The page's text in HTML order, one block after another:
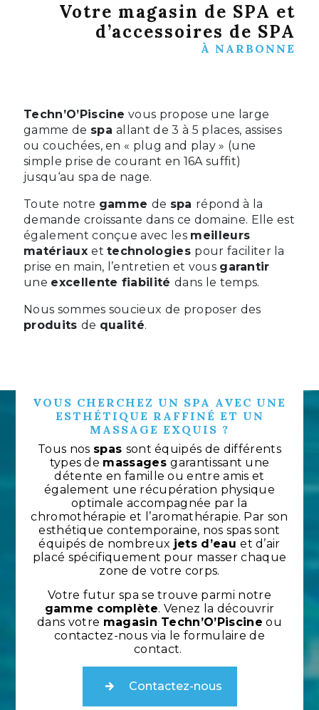
Votre magasin de SPA et
d’accessoires de SPA
À NARBONNE
Techn’O’Piscine vous propose une large
gamme de spaallant de 3 à 5 places, assises
ou couchées, en « plug and play » (une
simple prise de courant en 16A suffit)
jusqu‘au spa de nage.
Toute notre gamme de spa répond à la
demande croissante dans ce domaine. Elle est
également conçue avec les meilleurs
matériauxettechnologies pour faciliter la
prise en main, l’entretien et vous garantir
une excellente fiabilitédans le temps.
Nous sommes soucieux de proposer des
produits de qualité.
VOUS CHERCHEZ UN SPA AVEC UNE
ESTHÉTIQUE RAFFINÉ ET UN
MASSAGE EXQUIS ?
Tous nos spas sont équipés de différents
types de massagesgarantissant une
détente en famille ou entre amis et
également une récupération physique
optimale accompagnée par la
chromothérapie et l’aromathérapie. Par son
esthétique contemporaine, nos spas sont
équipés de nombreux jets d’eauet d’air
placé spécifiquement pour masser chaque
zone de votre corps.
Votre futur spa se trouve parmi notre
gamme complète. Venez la découvrir
dans votre magasin Techn’O’Piscine ou
contactez-nous via le formulaire de
contact.
Contactez-nous